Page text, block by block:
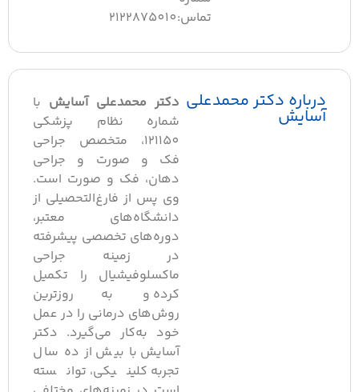
تماس:2122875010
درباره دکتر محمدعلی
آسایش
دکتر محمدعلی آسایشبا
شماره نظام پزشکی
121150، متخصص جراحی
فک و صورت و جراحی
دهان، فک و صورت است.
وی پس از فارغ‌التحصیلی از
دانشگاه‌های معتبر،
دوره‌های تخصصی پیشرفته
در زمینه جراحی
ماکسلوفیشیال را تکمیل
کرده و به‌روزترین
روش‌های درمانی را در عمل
خود به‌کار می‌گیرد. دکتر
آسایش با بیش از ده سال
تجربه کلینیکی، توانسته